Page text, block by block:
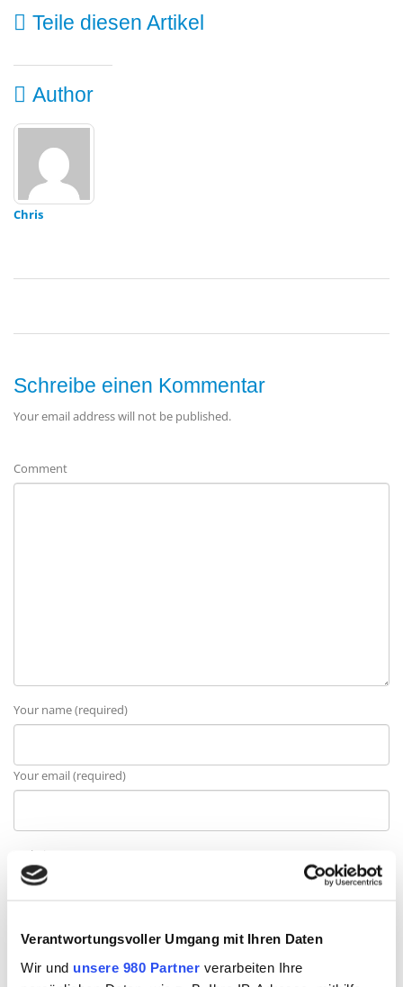
Verantwortungsvoller Umgang mit Ihren Daten
Wir und unsere 980 Partner verarbeiten Ihre
Teile diesen Artikel
Author
Chris
Schreibe einen Kommentar
Your email address will not be published.
Comment
Your name (required)
Your email (required)
Website
Browser für die nächste Kommentierung speichern.